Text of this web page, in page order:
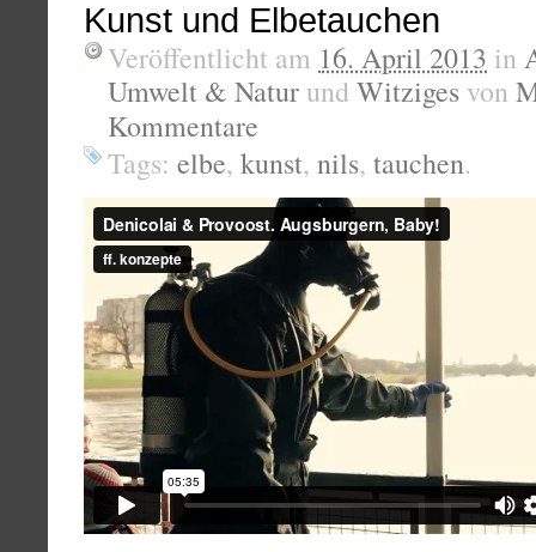
Kunst und Elbetauchen
Veröffentlicht am 16. April 2013 in
Umwelt & Natur und Witziges von
Kommentare
Tags: elbe, kunst, nils, tauchen.